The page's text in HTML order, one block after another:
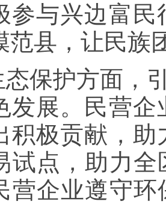
参与兴边富
范县，让民族
保护方面，
发展。民营
积极贡献，
试点，助力全
营企业遵守